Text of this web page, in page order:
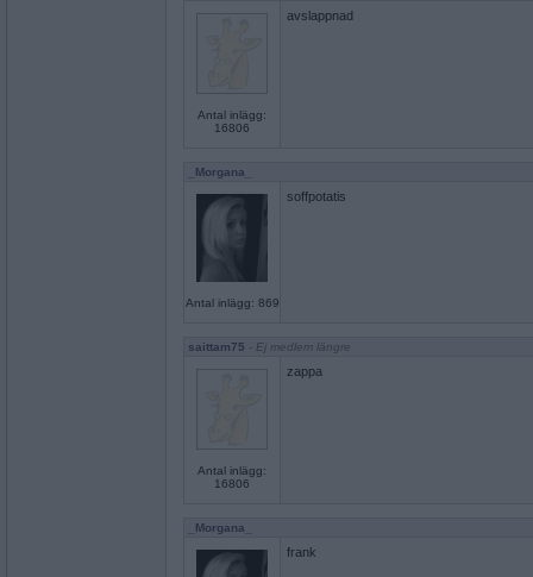
Antal inlägg:
16806
avslappnad
_Morgana_
Antal inlägg: 869
soffpotatis
saittam75 - Ej medlem längre
Antal inlägg:
16806
zappa
_Morgana_
frank